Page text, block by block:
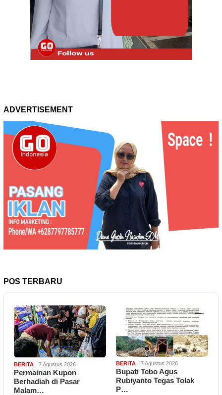
ADVERTISEMENT
POS TERBARU
BERITA 7 Agustus 2026
Permainan Kupon
Berhadiah di Pasar
Malam…
BERITA 7 Agustus 2026
Bupati Tebo Agus
Rubiyanto Tegas Tolak
P…